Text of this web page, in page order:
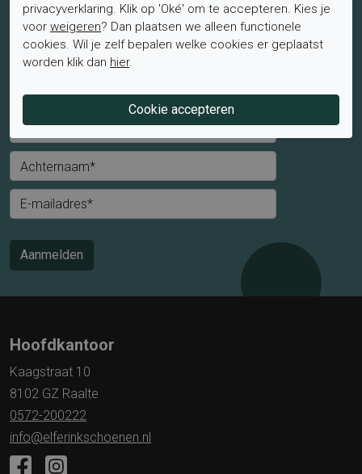
Schrijf je nu in voor de nieuwsbrief
Schrijf je in voor de nieuwsbrief en blijf op de hoogte van de
laatste aanbiedingen en trends.
Mevrouw Meneer
Voornaam*
Achternaam*
E-mailadres*
Aanmelden
Hoofdkantoor
Kaagstraat 10
8102 GZ Raalte
0572-200222
info@elferinkschoenen.nl
privacyverklaring. Klik op 'Oké' om te accepteren. Kies je
voor weigeren? Dan plaatsen we alleen functionele
cookies. Wil je zelf bepalen welke cookies er geplaatst
worden klik dan hier.